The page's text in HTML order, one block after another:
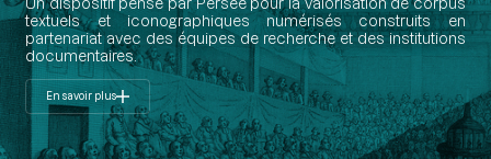
textuels et iconographiques numérisés construits en
partenariat avec des équipes de recherche et des institutions
documentaires.
En savoir plus